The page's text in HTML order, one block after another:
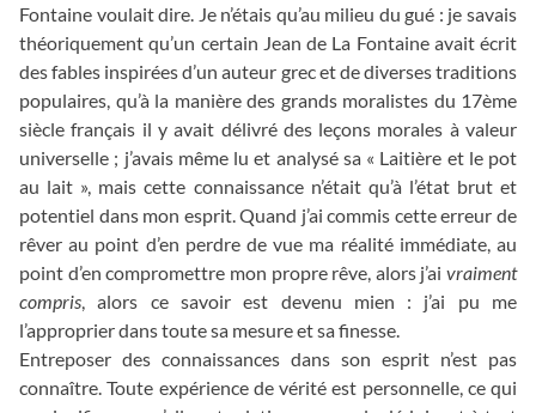
Fontaine voulait dire. Je n’étais qu’au milieu du gué : je savais
théoriquement qu’un certain Jean de La Fontaine avait écrit
des fables inspirées d’un auteur grec et de diverses traditions
populaires, qu’à la manière des grands moralistes du 17ème
siècle français il y avait délivré des leçons morales à valeur
universelle ; j’avais même lu et analysé sa « Laitière et le pot
au lait », mais cette connaissance n’était qu’à l’état brut et
potentiel dans mon esprit. Quand j’ai commis cette erreur de
rêver au point d’en perdre de vue ma réalité immédiate, au
point d’en compromettre mon propre rêve, alors j’ai vraiment
compris , alors ce savoir est devenu mien : j’ai pu me
l’approprier dans toute sa mesure et sa finesse.
Entreposer des connaissances dans son esprit n’est pas
connaître. Toute expérience de vérité est personnelle, ce qui